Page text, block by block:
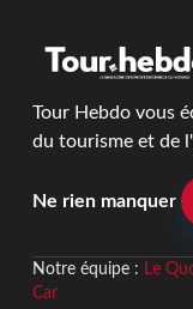
Tour Hebdo vous
du tourisme et de
Ne rien manquer
Notre équipe : Le
Car